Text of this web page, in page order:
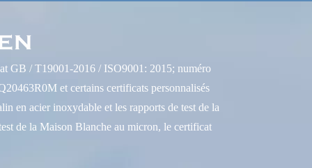
GB / T19001-2016 / ISO9001: 2015; numéro
et certains certificats personnalisés
en acier inoxydable et les rapports de test de la
de la Maison Blanche au micron, le certificat